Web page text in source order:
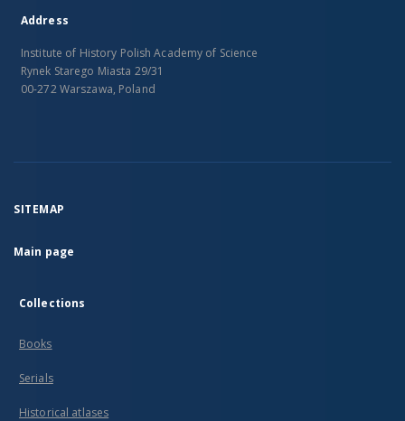
Address
Institute of History Polish Academy of Science
Rynek Starego Miasta 29/31
00-272 Warszawa, Poland
SITEMAP
Main page
Collections
Books
Serials
Historical atlases